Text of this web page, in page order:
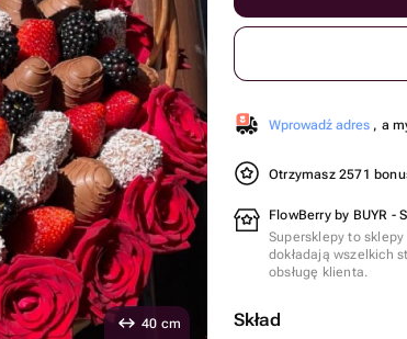
Wprowadź adres , a
Otrzymasz 2571
FlowBerry by BUYR -
Supersklepy to
dokładają wszelkich
obsługę klienta.
Skład
40 cm